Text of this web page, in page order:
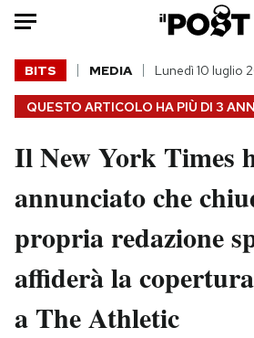
Auto
HOME
Italia
Politica
Tecnologia
Internet
Scienza
Cultura
QUESTO ARTICOLO HA PIÙ DI 3
BITS MEDIA Lunedì 10 luglio
Il New York Times
annunciato che
propria redazione
affiderà la
a The Athletic